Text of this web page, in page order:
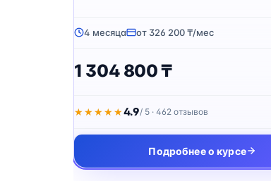
4 месяца от 326 200 ₸/мес
1 304 800 ₸
★★★★★
★★★★★4.9/ 5 · 462 отзывов
Подробнее о курсе